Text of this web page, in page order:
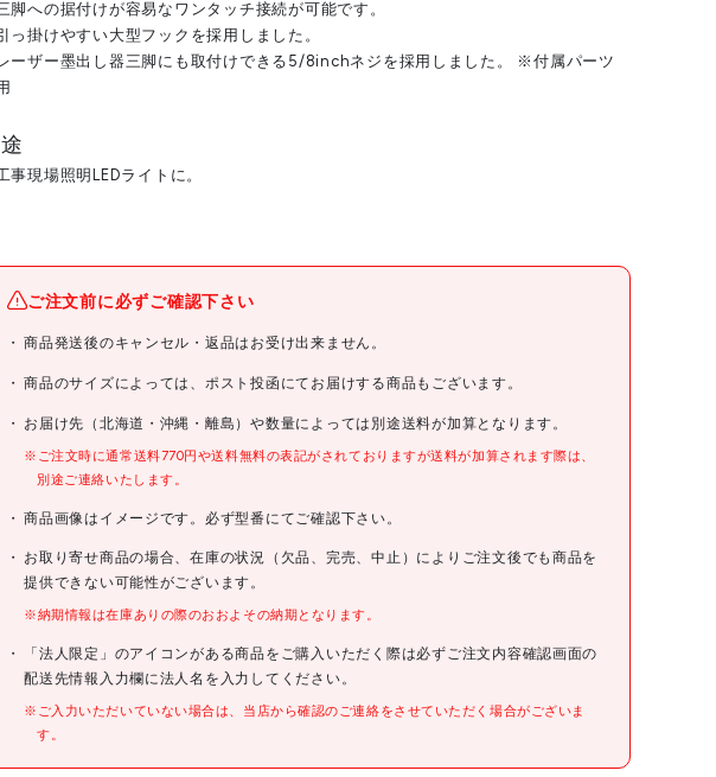
脚への据付けが容易なワンタッチ接続が可能です。
っ掛けやすい大型フックを採用しました。
ーザー墨出し器三脚にも取付けできる5/8inchネジを採用しました。 ※付属パーツ
事現場照明LEDライトに。
ブランド名 タジマ
商品名
タジマ LED投光器 ワークライトKJR 10000lm(AC電源) 全方
位照射
型式 KJRZ10A-AC
メーカー希望小売価格 33000円(税抜)
JANコード 4975364361912
●幅(mm):131
●奥行(mm):131
●高さ(mm):310
●電源(V):AC100
ご注文前に必ずご確認下さい
商品発送後のキャンセル・返品はお受け出来ません。
商品のサイズによっては、ポスト投函にてお届けする商品もございます。
お届け先（北海道・沖縄・離島）や数量によっては別途送料が加算となります。
※ご注文時に通常送料770円や送料無料の表記がされておりますが送料が加算されます際は、
別途ご連絡いたします。
商品画像はイメージです。必ず型番にてご確認下さい。
お取り寄せ商品の場合、在庫の状況（欠品、完売、中止）によりご注文後でも商品を
提供できない可能性がございます。
※納期情報は在庫ありの際のおおよその納期となります。
「法人限定」のアイコンがある商品をご購入いただく際は必ずご注文内容確認画面の
配送先情報入力欄に法人名を入力してください。
※ご入力いただいていない場合は、当店から確認のご連絡をさせていただく場合がございま
す。